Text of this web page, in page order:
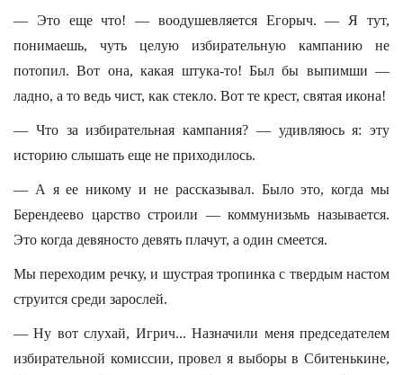
— Это еще что! — воодушевляется Егорыч. — Я тут,
понимаешь, чуть целую избирательную кампанию не
потопил. Вот она, какая штука-то! Был бы выпимши —
ладно, а то ведь чист, как стекло. Вот те крест, святая икона!
— Что за избирательная кампания? — удивляюсь я: эту
историю слышать еще не приходилось.
— А я ее никому и не рассказывал. Было это, когда мы
Берендеево царство строили — коммунизьмь называется.
Это когда девяносто девять плачут, а один смеется.
Мы переходим речку, и шустрая тропинка с твердым настом
струится среди зарослей.
— Ну вот слухай, Игрич... Назначили меня председателем
избирательной комиссии, провел я выборы в Сбитенькине,